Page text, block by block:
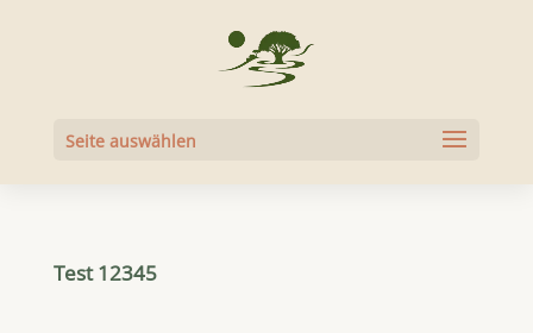
Seite auswählen
Test 12345